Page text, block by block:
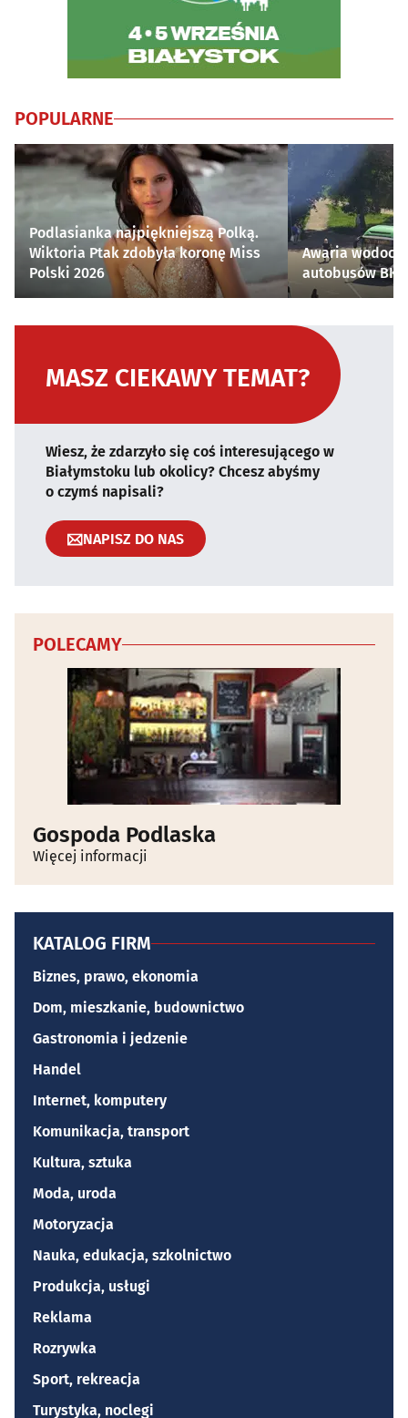
POPULARNE
Podlasianka najpiękniejszą Polką.
Wiktoria Ptak zdobyła koronę Miss
Polski 2026
Awaria
autobusów
MASZ CIEKAWY TEMAT?
Wiesz, że zdarzyło się coś interesującego w
Białymstoku lub okolicy? Chcesz abyśmy
o czymś napisali?
NAPISZ DO NAS
POLECAMY
Gospoda Podlaska
Więcej informacji
KATALOG FIRM
Biznes, prawo, ekonomia
Dom, mieszkanie, budownictwo
Gastronomia i jedzenie
Handel
Internet, komputery
Komunikacja, transport
Kultura, sztuka
Moda, uroda
Motoryzacja
Nauka, edukacja, szkolnictwo
Produkcja, usługi
Reklama
Rozrywka
Sport, rekreacja
Turystyka, noclegi